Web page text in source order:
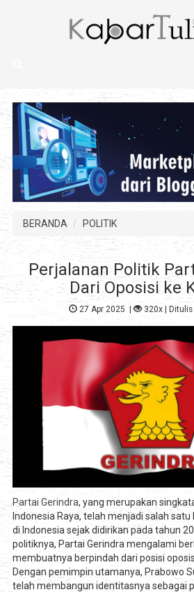
BERANDA POLITIK
Perjalanan Politik
Dari Oposisi ke
27 Apr 2025 | 320x| Ditulis
Partai Gerindra, yang merupakan
Indonesia Raya, telah menjadi salah
di Indonesia sejak didirikan pada tahun
politiknya, Partai Gerindra mengalami
membuatnya berpindah dari posisi
Dengan pemimpin utamanya, Prabowo
telah membangun identitasnya sebagai